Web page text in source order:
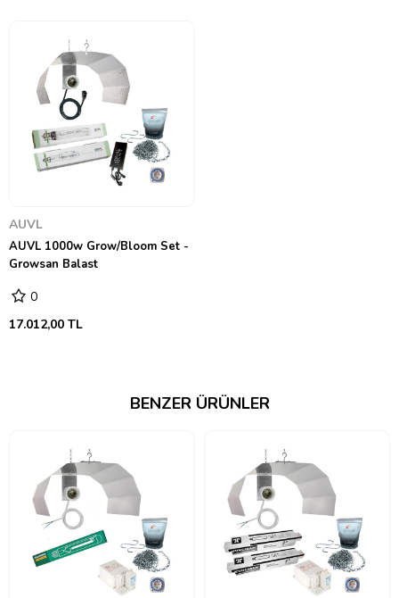
ve lamba kullanılamaz hale gelecektir. Son olarak lambanızın yüzeyinin
parmak izi vb. lekelerden arınmış ve reflektörünüzün doğru yükseklikte
asılı olduğundan emin olun.
Balastınızı düz, sabit ve yanıcı olmayan bir yüzeye yerleştirin. Elektrik
prizlerine yakın ve iyi havalandırılan bir konum seçmeye çalışın.
Balastlar çalışırken ısınmaktadır; bu nedenle balastınızı herhangi bir
şeyle kaplamayın veya kolayca tutuşabilecek yahut yanabilecek bir
nesneye temas etmemesine özen gösterin. Balastı reflektöre bağlayan
kablo da çalışırken ısınan herhangi bir elektrik aksamıyla temas
etmemelidir. Balastı elektriğe takın ve çalıştırın. Balast çalıştıktan sonra
lambayı aydınlatacaktır. Birden fazla balast aynı akıma bağlı ise,
durumunda balastınızın lambanızını tekrar çalıştırması için soğuması
gerektiğini unutmayın.
Growkent, bahçe verimliliğinizi yüksek seviyede tutmak için düzenli
olarak lambanızı değiştirmenizi önerir. Bitkilerinizden elde edeceğiniz
azalacaktır. Lambanızı değiştirirken balastın Watt değeriyle yeni
lambanın Watt değerinin uyuştuğundan emin olun.
Birçok bitki yaşam döngülerinin gelişim veya çiçeklenme gibi belirli
zaman saati devamlı olarak bu ışık şemalarına uygun biçimde ışığı
aydınlatmasını kontrol altında tutabilirsiniz.
Uyarı: MH-HPS lambalar açıldıklarında çok sıcak çalışır. Tüm MH-HPS
lambalarda olduğu gibi, ampul ile hem sizin hem de bitkinizin temas
etmemesi gereklidir, çünkü böyle bir temas ciddi yanıklara veya
yangına neden olabilir. Özellikle herhangi bir spreyi, solüsyonu veya
sıvıyı lamba ile temas ettirmemeniz gereklidir, aksi takdirde erken
bozulma ve hatta patlama meydana gelebilir.
Tüm setlerimiz iki yıl garantilidir.
Kurulum için tıklayınız
AUVL
AUVL 1000w Grow/Bloom Set -
Growsan Balast
0
17.012,00 TL
BENZER ÜRÜNLER